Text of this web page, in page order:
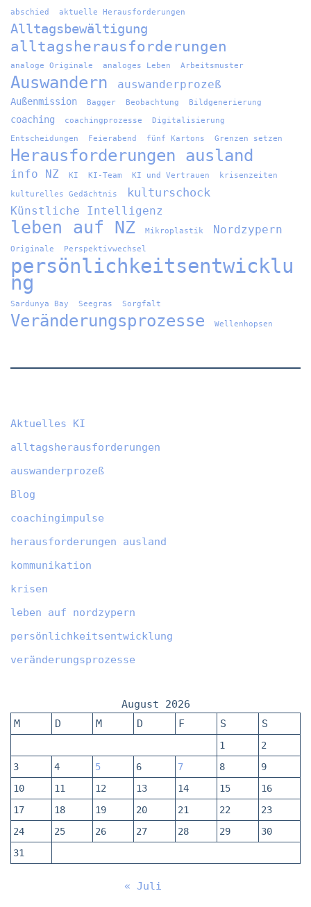
abschied aktuelle Herausforderungen
Alltagsbewältigung
alltagsherausforderungen
analoge Originale analoges Leben Arbeitsmuster
Auswandern auswanderprozeß
Außenmission Bagger Beobachtung Bildgenerierung
coaching coachingprozesse
Digitalisierung
Entscheidungen
Feierabend fünf Kartons Grenzen setzen
Herausforderungen ausland
info NZ KI KI-Team KI und Vertrauen krisenzeiten
kulturelles Gedächtnis kulturschock
Künstliche Intelligenz
leben auf NZ Mikroplastik Nordzypern
Originale Perspektivwechsel
persönlichkeitsentwicklu
ng
Sardunya Bay Seegras Sorgfalt
Veränderungsprozesse Wellenhopsen
Aktuelles KI
alltagsherausforderungen
auswanderprozeß
Blog
coachingimpulse
herausforderungen ausland
kommunikation
krisen
leben auf nordzypern
persönlichkeitsentwicklung
veränderungsprozesse
August 2026
M
D M D F S S
1
2
3
4 5 6 7 8
9
10
11 12 13 14 15
16
17
18 19 20 21 22
23
24
25 26 27 28 29
30
31
« Juli